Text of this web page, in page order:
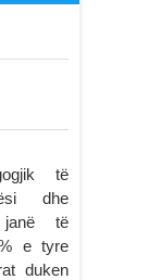
të
dhe
janë të
e tyre
duken